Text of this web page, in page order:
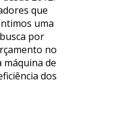
que
uma
por
no
máquina de
dos